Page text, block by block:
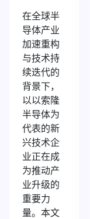
在全球半
导体产业
加速重构
与技术持
续迭代的
背景下，
以以索隆
半导体为
代表的新
兴技术企
业正在成
为推动产
业升级的
重要力
量。本文